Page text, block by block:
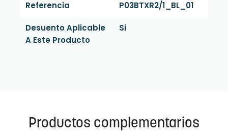
Referencia P03BTXR2/1_BL_01
Desuento Aplicable
A Este Producto
Si
Productos complementarios